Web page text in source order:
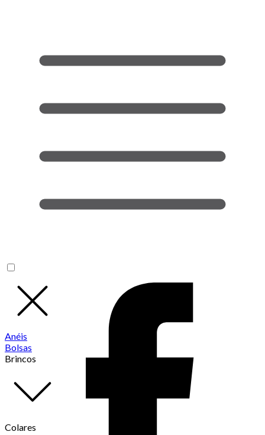
Anéis
Bolsas
Brincos
Colares